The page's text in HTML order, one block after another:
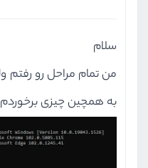
سلام
به همچین چیزی برخوردم